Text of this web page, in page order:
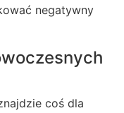
negatywny
coś dla